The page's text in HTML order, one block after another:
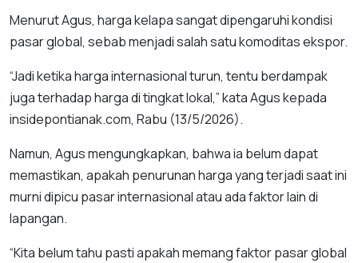
Menurut Agus, harga kelapa sangat dipengaruhi kondisi
pasar global, sebab menjadi salah satu komoditas ekspor.
“Jadi ketika harga internasional turun, tentu berdampak
juga terhadap harga di tingkat lokal,” kata Agus kepada
insidepontianak.com, Rabu (13/5/2026).
Namun, Agus mengungkapkan, bahwa ia belum dapat
memastikan, apakah penurunan harga yang terjadi saat ini
murni dipicu pasar internasional atau ada faktor lain di
lapangan.
“Kita belum tahu pasti apakah memang faktor pasar global